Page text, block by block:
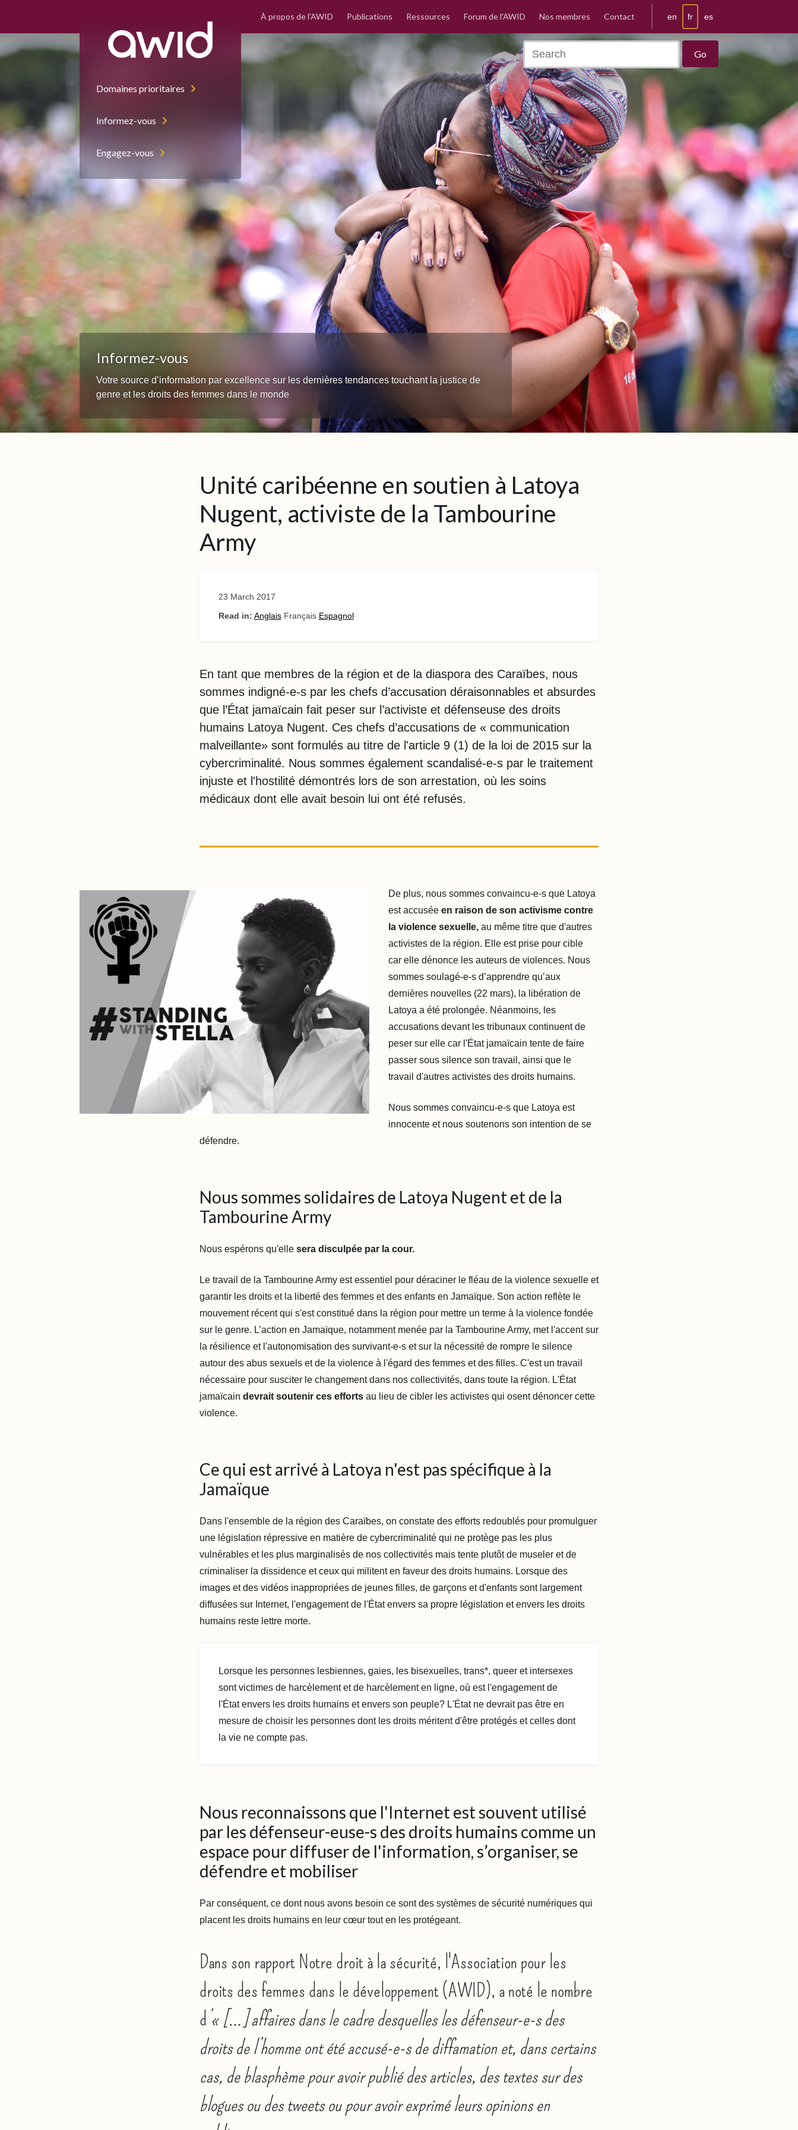
Domaines prioritaires
Informez-vous
Engagez-vous
en fr es
À propos de l'AWID Publications Ressources Forum de l'AWID Nos membres Contact
Informez-vous
Votre source d’information par excellence sur les dernières tendances touchant la justice de
genre et les droits des femmes dans le monde
Unité caribéenne en soutien à Latoya
Nugent, activiste de la Tambourine
Army
23 March 2017
Read in: Anglais Français Espagnol
En tant que membres de la région et de la diaspora des Caraïbes, nous
sommes indigné-e-s par les chefs d’accusation déraisonnables et absurdes
que l’État jamaïcain fait peser sur l’activiste et défenseuse des droits
humains Latoya Nugent. Ces chefs d’accusations de « communication
malveillante» sont formulés au titre de l'article 9 (1) de la loi de 2015 sur la
cybercriminalité. Nous sommes également scandalisé-e-s par le traitement
injuste et l'hostilité démontrés lors de son arrestation, où les soins
médicaux dont elle avait besoin lui ont été refusés.
De plus, nous sommes convaincu-e-s que Latoya
est accuséeen raison de son activisme contre
la violence sexuelle, au même titre que d'autres
activistes de la région. Elle est prise pour cible
car elle dénonce les auteurs de violences. Nous
sommes soulagé-e-s d’apprendre qu’aux
dernières nouvelles (22 mars), la libération de
Latoya a été prolongée. Néanmoins, les
accusations devant les tribunaux continuent de
peser sur elle car l'État jamaïcain tente de faire
passer sous silence son travail, ainsi que le
travail d'autres activistes des droits humains.
Nous sommes convaincu-e-s que Latoya est
innocente et nous soutenons son intention de se
défendre.
Nous sommes solidaires de Latoya Nugent et de la
Tambourine Army
Nous espérons qu'elle sera disculpée par la cour.
Le travail de la Tambourine Army est essentiel pour déraciner le fléau de la violence sexuelle et
garantir les droits et la liberté des femmes et des enfants en Jamaïque. Son action reflète le
mouvement récent qui s'est constitué dans la région pour mettre un terme à la violence fondée
sur le genre. L’action en Jamaïque, notamment menée par la Tambourine Army, met l'accent sur
la résilience et l'autonomisation des survivant-e-s et sur la nécessité de rompre le silence
autour des abus sexuels et de la violence à l'égard des femmes et des filles. C'est un travail
nécessaire pour susciter le changement dans nos collectivités, dans toute la région. L'État
jamaïcain devrait soutenir ces efforts au lieu de cibler les activistes qui osent dénoncer cette
violence.
Ce qui est arrivé à Latoya n'est pas spécifique à la
Jamaïque
Dans l'ensemble de la région des Caraïbes, on constate des efforts redoublés pour promulguer
une législation répressive en matière de cybercriminalité qui ne protège pas les plus
vulnérables et les plus marginalisés de nos collectivités mais tente plutôt de museler et de
criminaliser la dissidence et ceux qui militent en faveur des droits humains. Lorsque des
images et des vidéos inappropriées de jeunes filles, de garçons et d'enfants sont largement
diffusées sur Internet, l'engagement de l'État envers sa propre législation et envers les droits
humains reste lettre morte.
Lorsque les personnes lesbiennes, gaies, les bisexuelles, trans*, queer et intersexes
sont victimes de harcèlement et de harcèlement en ligne, où est l'engagement de
l'État envers les droits humains et envers son peuple? L'État ne devrait pas être en
mesure de choisir les personnes dont les droits méritent d'être protégés et celles dont
la vie ne compte pas.
Nous reconnaissons que l'Internet est souvent utilisé
par les défenseur-euse-s des droits humains comme un
espace pour diffuser de l'information, s’organiser, se
défendre et mobiliser
Par conséquent, ce dont nous avons besoin ce sont des systèmes de sécurité numériques qui
placent les droits humains en leur cœur tout en les protégeant.
Dans son rapport Notre droit à la sécurité, l'Association pour les
droits des femmes dans le développement (AWID), a noté le nombre
d ’« […] affaires dans le cadre desquelles les défenseur-e-s des
droits de l’homme ont été accusé-e-s de diffamation et, dans certains
cas, de blasphème pour avoir publié des articles, des textes sur des
blogues ou des tweets ou pour avoir exprimé leurs opinions en